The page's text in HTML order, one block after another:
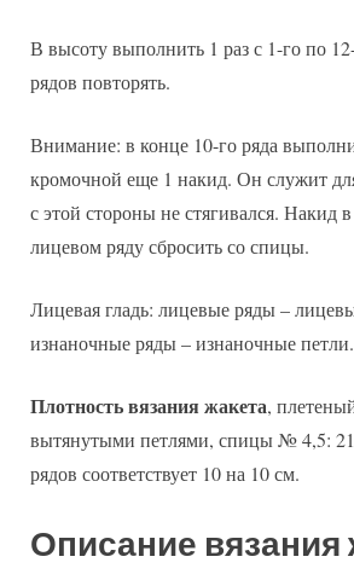
В высоту выполнить 1 раз с 1-го по
рядов повторять.
Внимание: в конце 10-го ряда
кромочной еще 1 накид. Он служит
с этой стороны не стягивался. Накид
лицевом ряду сбросить со спицы.
Лицевая гладь: лицевые ряды –
изнаночные ряды – изнаночные петли.
Плотность вязания жакета,
вытянутыми петлями, спицы № 4,5: 21
рядов соответствует 10 на 10 см.
Описание вязания